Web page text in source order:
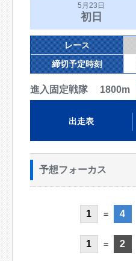
5月23日
初日
レース
締切予定時刻
進入固定戦隊 1800m
出走表
予想フォーカス
1 = 4
1 = 2